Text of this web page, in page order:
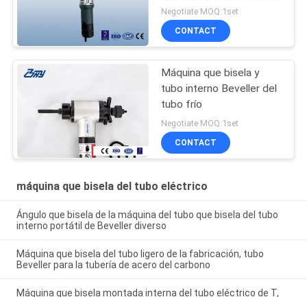
tubo que biselaba
eléctrico y el Portable de
la herramienta que hacía
Negotiate MOQ:1set
CONTACT
Máquina que bisela y
tubo interno Beveller del
tubo frío
Negotiate MOQ:1set
CONTACT
máquina que bisela del tubo eléctrico
Ángulo que bisela de la máquina del tubo que bisela del tubo
interno portátil de Beveller diverso
Máquina que bisela del tubo ligero de la fabricación, tubo
Beveller para la tubería de acero del carbono
Máquina que bisela montada interna del tubo eléctrico de T,